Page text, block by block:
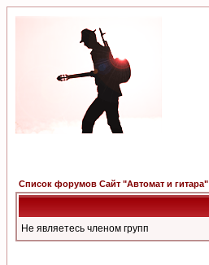
Список форумов Сайт "Автомат и гитара"
Не являетесь членом групп